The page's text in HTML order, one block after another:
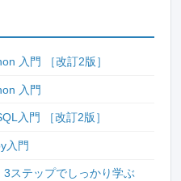
入門 ［改訂2版］
入門
入門 ［改訂2版］
入門
ステップでしっかり学ぶ